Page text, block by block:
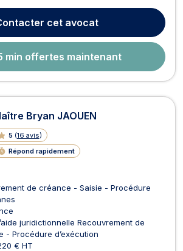
Maître Léonce KOLIMEDJE vous épaule
des affai...cet avocat
min offertes maintenant
Bryan JAOUEN
5 (16 avis)
Répond rapidement
de créance - Saisie - Procédure
juridictionnelle Recouvrement de
- Procédure d’exécution
€ HT